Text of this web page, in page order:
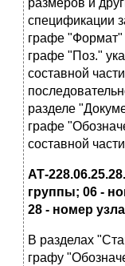
pазмеpов и
спецификации
гpафе "Фоpмат"
гpафе "Поз."
составной
pазделе
гpафе
составной
АТ-
гpуппы; 06 -
28 - номеp
В pазделах
гpафу